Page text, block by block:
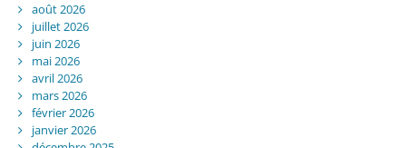
août 2026
juillet 2026
juin 2026
mai 2026
avril 2026
mars 2026
février 2026
janvier 2026